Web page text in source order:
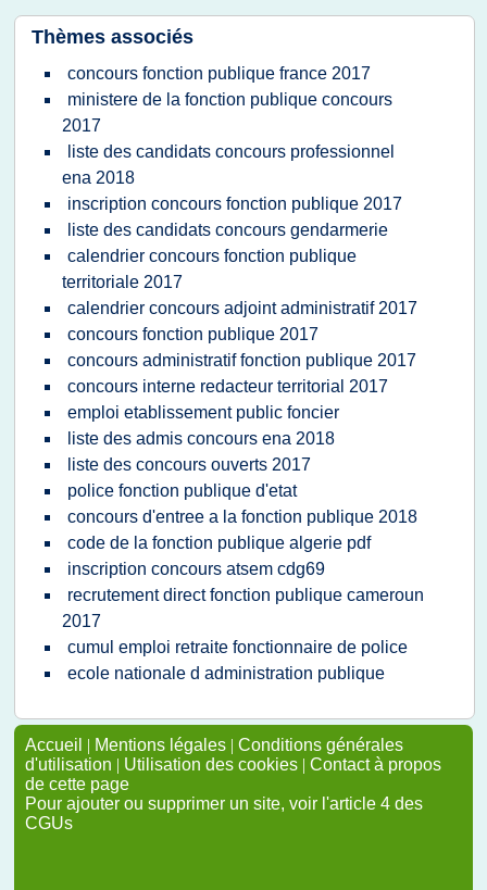
Thèmes associés
concours fonction publique france 2017
ministere de la fonction publique concours
2017
liste des candidats concours professionnel
ena 2018
inscription concours fonction publique 2017
liste des candidats concours gendarmerie
calendrier concours fonction publique
territoriale 2017
calendrier concours adjoint administratif 2017
concours fonction publique 2017
concours administratif fonction publique 2017
concours interne redacteur territorial 2017
emploi etablissement public foncier
liste des admis concours ena 2018
liste des concours ouverts 2017
police fonction publique d'etat
concours d'entree a la fonction publique 2018
code de la fonction publique algerie pdf
inscription concours atsem cdg69
recrutement direct fonction publique cameroun
2017
cumul emploi retraite fonctionnaire de police
ecole nationale d administration publique
Accueil | Mentions légales | Conditions générales
d'utilisation | Utilisation des cookies | Contact à propos
de cette page
Pour ajouter ou supprimer un site, voir l'article 4 des
CGUs